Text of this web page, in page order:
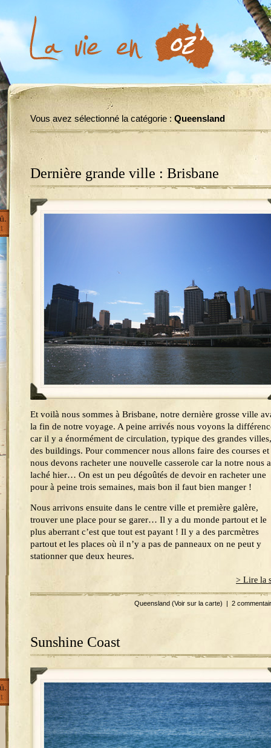
Vous avez sélectionné la catégorie : Queensland
Dernière grande ville : Brisbane
Et voilà nous sommes à Brisbane, notre dernière grosse ville
la fin de notre voyage. A peine arrivés nous voyons la
car il y a énormément de circulation, typique des grandes
des buildings. Pour commencer nous allons faire des courses et
nous devons racheter une nouvelle casserole car la notre nous a
laché hier… On est un peu dégoûtés de devoir en racheter une
pour à peine trois semaines, mais bon il faut bien manger !
Nous arrivons ensuite dans le centre ville et première galère,
trouver une place pour se garer… Il y a du monde partout et le
plus aberrant c’est que tout est payant ! Il y a des parcmètres
partout et les places où il n’y a pas de panneaux on ne peut y
stationner que deux heures.
> Lire la
Queensland (Voir sur la carte) | 2
Sunshine Coast